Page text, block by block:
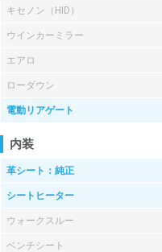
キセノン（HID）
ウインカーミラー
エアロ
ローダウン
電動リアゲート
内装
革シート：純正
シートヒーター
ウォークスルー
ベンチシート